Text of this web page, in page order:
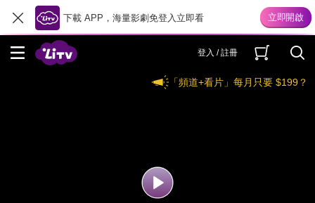
下載 APP，海量影劇免登入立即看
登入 / 註冊
「頻道+看片」每月只要 $199？